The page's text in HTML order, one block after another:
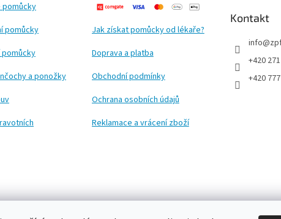
pomůcky
pomůcky
a ponožky
Jak získat pomůcky od lékaře?
Doprava a platba
Obchodní podmínky
Ochrana osobních údajů
Reklamace a vrácení zboží
Kontakt
info@
+420
+420